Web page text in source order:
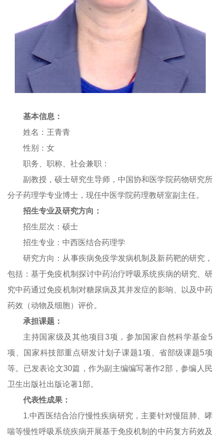
基本信息：
姓名：王青青
性别：女
职务、职称、社会兼职：
副教授，硕士研究生导师，中国协和医学院药物研究所
分子药理学专业博士，现任中医学院药理教研室副主任。
招生专业及研究方向：
招生层次：硕士
招生专业：中西医结合药理学
研究方向：从事疾病免疫学发病机制及新药靶的研究，
包括：基于免疫机制探讨中药治疗呼吸系统疾病的研究、研
究中药通过免疫机制对糖尿病及其并发症的影响、以及中药
药效（动物及细胞）评价。
承担课题：
主持国家级及其他项目3项，参加国家自然科学基金5
项、国家科技部重点研发计划子课题1项、省部级课题5项
等。已发表论文30篇，作为副主编编写著作2部，参编人民
卫生出版社出版论著1部。
代表性成果：
1.中西医结合治疗慢性疾病研究，主要针对慢阻肺、哮
喘等慢性呼吸系统疾病开展基于免疫机制的中药复方药效及